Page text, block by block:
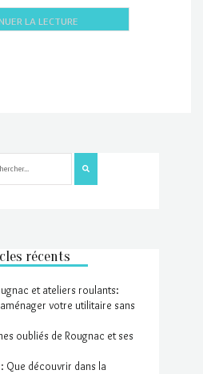
récents
et ateliers roulants:
votre utilitaire sans
oubliés de Rougnac et ses
Que découvrir dans la